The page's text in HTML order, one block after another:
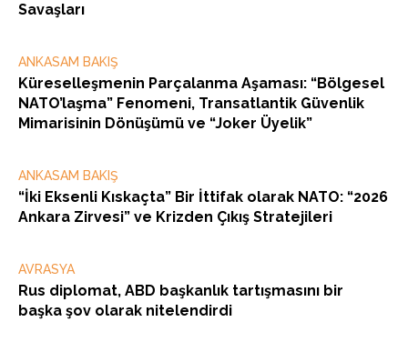
Savaşları
ANKASAM BAKIŞ
Küreselleşmenin Parçalanma Aşaması: “Bölgesel
NATO’laşma” Fenomeni, Transatlantik Güvenlik
Mimarisinin Dönüşümü ve “Joker Üyelik”
ANKASAM BAKIŞ
“İki Eksenli Kıskaçta” Bir İttifak olarak NATO: “2026
Ankara Zirvesi” ve Krizden Çıkış Stratejileri
AVRASYA
Rus diplomat, ABD başkanlık tartışmasını bir
başka şov olarak nitelendirdi